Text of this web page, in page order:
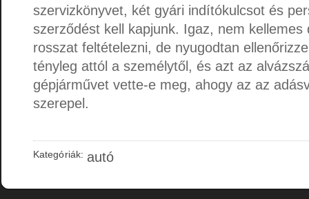
szervizkönyvet, két gyári indítókulcsot és
szerződést kell kapjunk. Igaz, nem kellemes
rosszat feltételezni, de nyugodtan
tényleg attól a személytől, és azt az
gépjárművet vette-e meg, ahogy az az
szerepel.
Kategóriák: autó